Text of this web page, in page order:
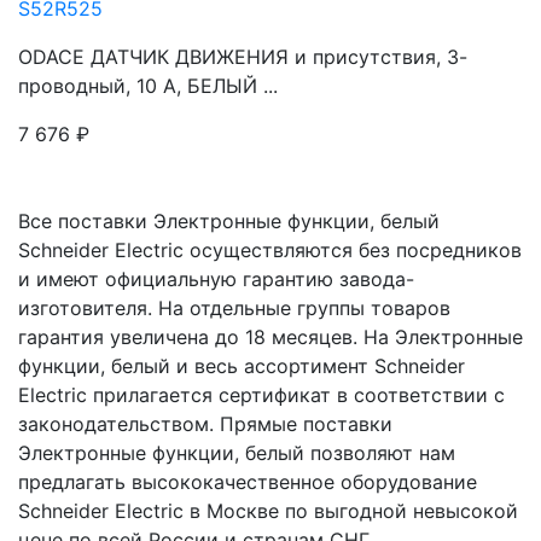
S52R525
ODACE ДАТЧИК ДВИЖЕНИЯ и присутствия, 3-
проводный, 10 А, БЕЛЫЙ ...
7 676 ₽
Все поставки Электронные функции, белый
Schneider Electric осуществляются без посредников
и имеют официальную гарантию завода-
изготовителя. На отдельные группы товаров
гарантия увеличена до 18 месяцев. На Электронные
функции, белый и весь ассортимент Schneider
Electric прилагается сертификат в соответствии с
законодательством. Прямые поставки
Электронные функции, белый позволяют нам
предлагать высококачественное оборудование
Schneider Electric в Москве по выгодной невысокой